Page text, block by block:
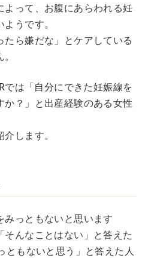
u
e
よって、お腹にあらわれる妊
うです。
ら嫌だな」とケアしている
では「自分にできた妊娠線を
？」と出産経験のある女性
します。
みっともないと思います
んなことはない」と答えた
ともないと思う」と答えた人